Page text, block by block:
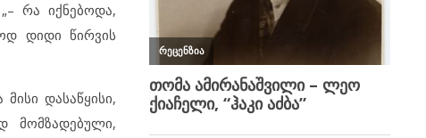
რა იქნებოდა,
დიდი წირვის
დასაწყისი,
მომზადებული,